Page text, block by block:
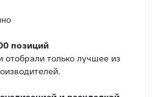
позиций
только лучшее из